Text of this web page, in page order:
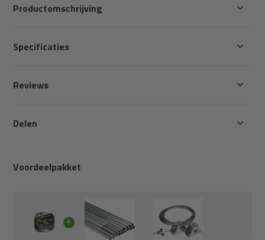
Voordeelpakket
Productomschrijving
Specificaties
Reviews
Delen